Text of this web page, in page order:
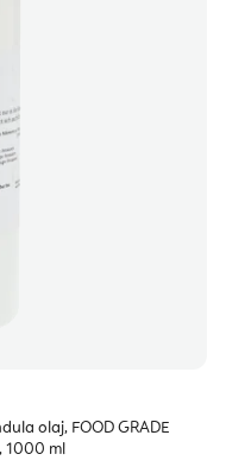
olaj, FOOD GRADE
1000 ml